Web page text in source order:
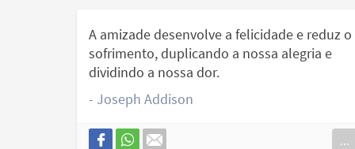
A amizade desenvolve a felicidade e reduz o
sofrimento, duplicando a nossa alegria e
dividindo a nossa dor.
- Joseph Addison
...